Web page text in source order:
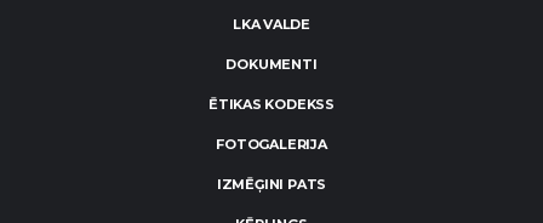
LKA VALDE
DOKUMENTI
ĒTIKAS KODEKSS
FOTOGALERIJA
IZMĒĢINI PATS